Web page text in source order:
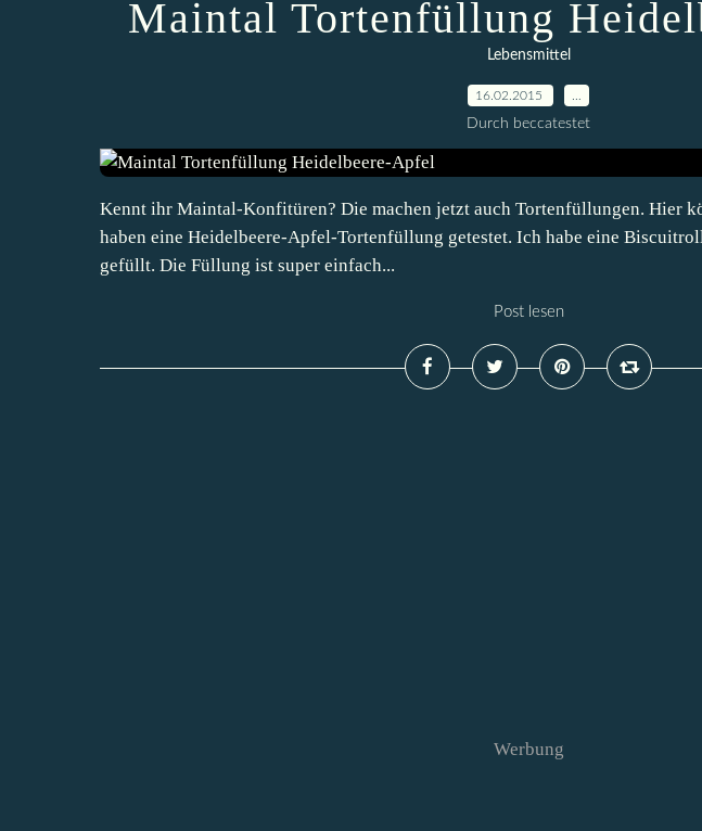
Maintal Tortenfüllung
Lebensmittel
16.02.2015
Durch beccatestet
Kennt ihr Maintal-Konfitüren? Die machen jetzt auch Tortenfüllungen. Hier
haben eine Heidelbeere-Apfel-Tortenfüllung getestet. Ich habe eine
gefüllt. Die Füllung ist super einfach...
Post lesen
Werbung